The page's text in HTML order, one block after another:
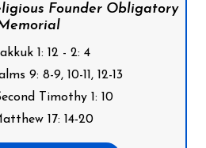
Founder Obligatory
1: 12 - 2: 4
9: 8-9, 10-11, 12-13
Timothy 1: 10
17: 14-20